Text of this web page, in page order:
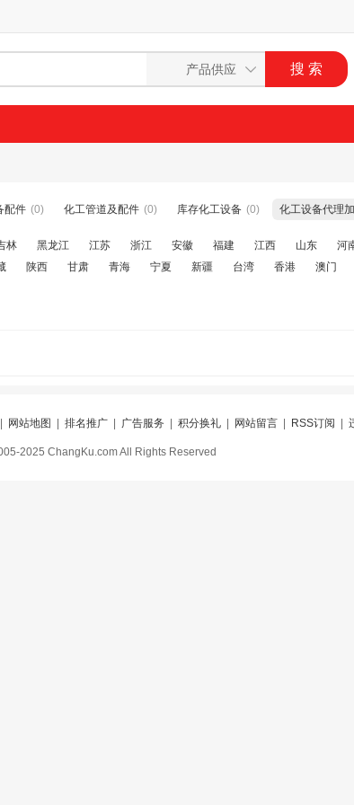
配件 (0) 化工管道及配件 (0) 库存化工设备 (0) 化工设备代理
林 黑龙江 江苏 浙江 安徽 福建 江西 山东
河
陕西 甘肃 青海 宁夏 新疆 台湾 香港 澳门
网站地图 排名推广| 广告服务 积分换礼| 网站留言| RSS订阅
2025 ChangKu.com All Rights Reserved